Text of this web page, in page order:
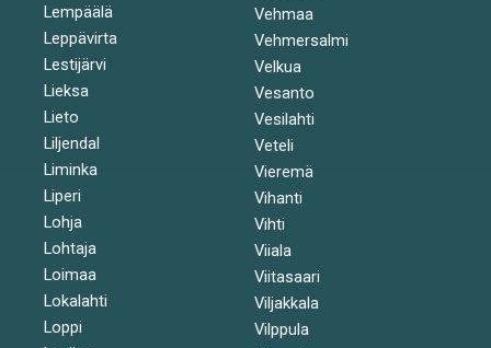
Lempäälä
Leppävirta
Lestijärvi
Lieksa
Lieto
Liljendal
Liminka
Liperi
Lohja
Lohtaja
Loimaa
Lokalahti
Loppi
Vehmaa
Vehmersalmi
Velkua
Vesanto
Vesilahti
Veteli
Vieremä
Vihanti
Vihti
Viiala
Viitasaari
Viljakkala
Vilppula